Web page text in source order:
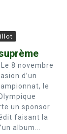
Le 8 novembre
d’un
le
un sponsor
faisant la
album...